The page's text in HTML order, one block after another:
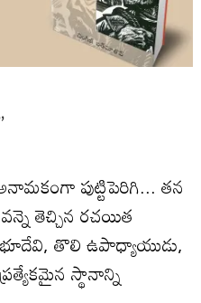
పుట్టిపెరిగి... తన
తెచ్చిన రచయిత
తొలి ఉపాధ్యాయుడు,
స్థానాన్ని